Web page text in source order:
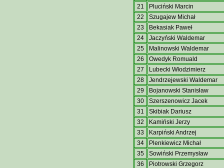
21
Pluciński Marcin
22
Szugajew Michał
23
Bekasiak Paweł
24
Jaczyński Waldemar
25
Malinowski Waldemar
26
Owedyk Romuald
27
Lubecki Włodzimierz
28
Jendrzejewski Waldemar
29
Bojanowski Stanisław
30
Szerszenowicz Jacek
31
Skibiak Dariusz
32
Kamiński Jerzy
33
Karpiński Andrzej
34
Plenkiewicz Michał
35
Sowiński Przemysław
36
Piotrowski Grzegorz